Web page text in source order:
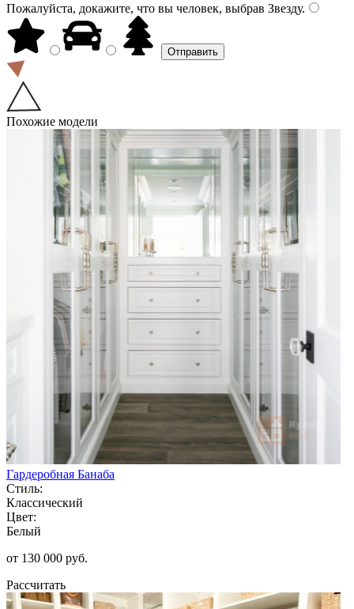
Пожалуйста, докажите, что вы человек, выбрав Звезду.
Похожие модели
Гардеробная Банаба
Стиль:
Классический
Цвет:
Белый
от 130 000 руб.
Рассчитать